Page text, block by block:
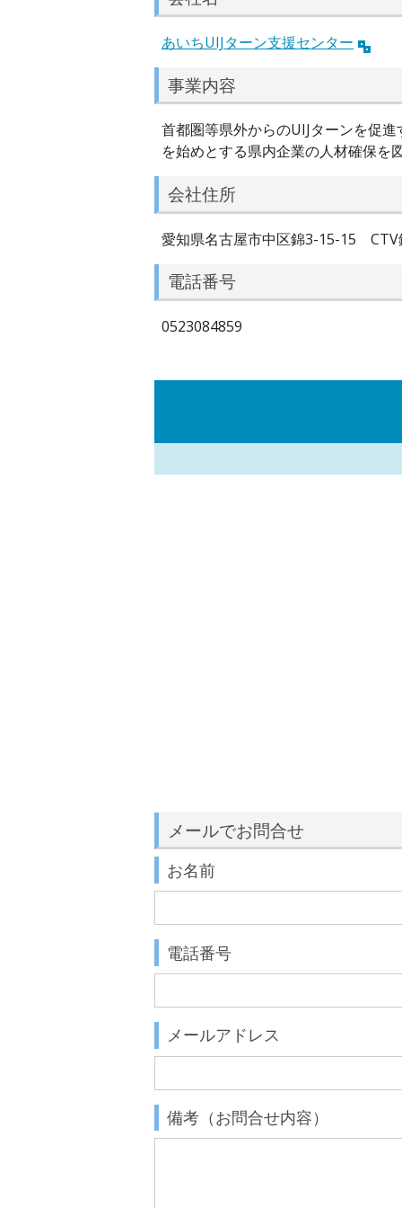
あいちUIJターン支援センター
事業内容
首都圏等県外からのUIJターンを促
を始めとする県内企業の人材確保を
会社住所
愛知県名古屋市中区錦3-15-15 CTV
電話番号
0523084859
メールでお問合せ
お名前
電話番号
メールアドレス
備考（お問合せ内容）